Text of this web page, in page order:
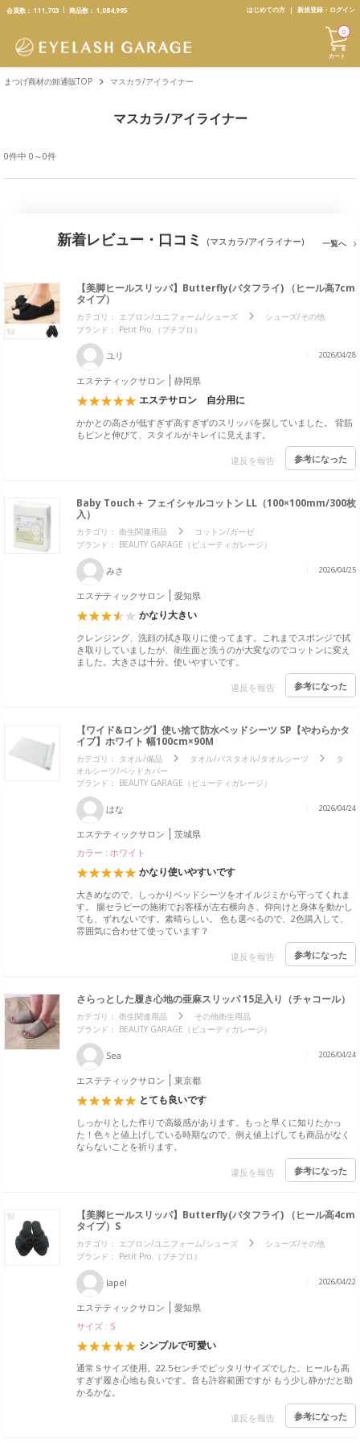
text.skipToContent
text.skipToNavigation
会員数： 111,703 商品数： 1,084,995 はじめての方 新規登録・ログイン
カート
0
まつげ商材の卸通販TOP マスカラ/アイライナー
マスカラ/アイライナー
0件中 0～0件
新着レビュー・口コミ (マスカラ/アイライナー) 一覧へ
【美脚ヒールスリッパ】Butterfly(バタフライ) （ヒール高7cm
タイプ）
カテゴリ： エプロン/ユニフォーム/シューズ
シューズ/その他
ブランド： Petit Pro.（プチプロ）
ユリ 2026/04/28
エステティックサロン 静岡県
エステサロン 自分用に
かかとの高さが低すぎず高すぎずのスリッパを探していました。 背筋
もピンと伸びて、スタイルがキレイに見えます。
違反を報告 参考になった
Baby Touch＋ フェイシャルコットン LL（100×100mm/300枚
入）
カテゴリ： 衛生関連用品
コットン/ガーゼ
ブランド： BEAUTY GARAGE（ビューティガレージ）
みさ 2026/04/25
エステティックサロン 愛知県
かなり大きい
クレンジング、洗顔の拭き取りに使ってます。これまでスポンジで拭
き取りしていましたが、衛生面と洗うのが大変なのでコットンに変え
ました。大きさは十分。使いやすいです。
違反を報告 参考になった
【ワイド&ロング】使い捨て防水ベッドシーツ SP【やわらかタ
イプ】ホワイト 幅100cm×90M
カテゴリ： タオル/備品 タオル/バスタオル/タオルシーツ
タ
オルシーツ/ベッドカバー
ブランド： BEAUTY GARAGE（ビューティガレージ）
はな 2026/04/24
エステティックサロン
茨城県
カラー : ホワイト
かなり使いやすいです
大きめなので、しっかりベッドシーツをオイルジミから守ってくれま
す。 腸セラピーの施術でお客様が左右横向き、仰向けと身体を動かし
ても、ずれないです。素晴らしい。 色も選べるので、2色購入して、
雰囲気に合わせて使っています？
違反を報告 参考になった
さらっとした履き心地の亜麻スリッパ 15足入り（チャコール）
カテゴリ： 衛生関連用品
その他衛生用品
ブランド： BEAUTY GARAGE（ビューティガレージ）
Sea 2026/04/24
エステティックサロン 東京都
とても良いです
しっかりとした作りで高級感があります。もっと早くに知りたかっ
た！色々と値上げしている時期なので、例え値上げしても商品がなく
ならないことを祈ります。
違反を報告 参考になった
【美脚ヒールスリッパ】Butterfly(バタフライ) （ヒール高4cm
タイプ）S
カテゴリ： エプロン/ユニフォーム/シューズ
シューズ/その他
ブランド： Petit Pro.（プチプロ）
lapel 2026/04/22
エステティックサロン
愛知県
サイズ : S
シンプルで可愛い
通常Ｓサイズ使用。22.5センチでピッタリサイズでした。ヒールも高
すぎず履き心地も良いです。音も許容範囲ですが もう少し静かだと助
かるかな。
違反を報告 参考になった